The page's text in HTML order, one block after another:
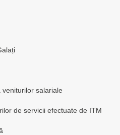
salariale
de servicii efectuate de ITM